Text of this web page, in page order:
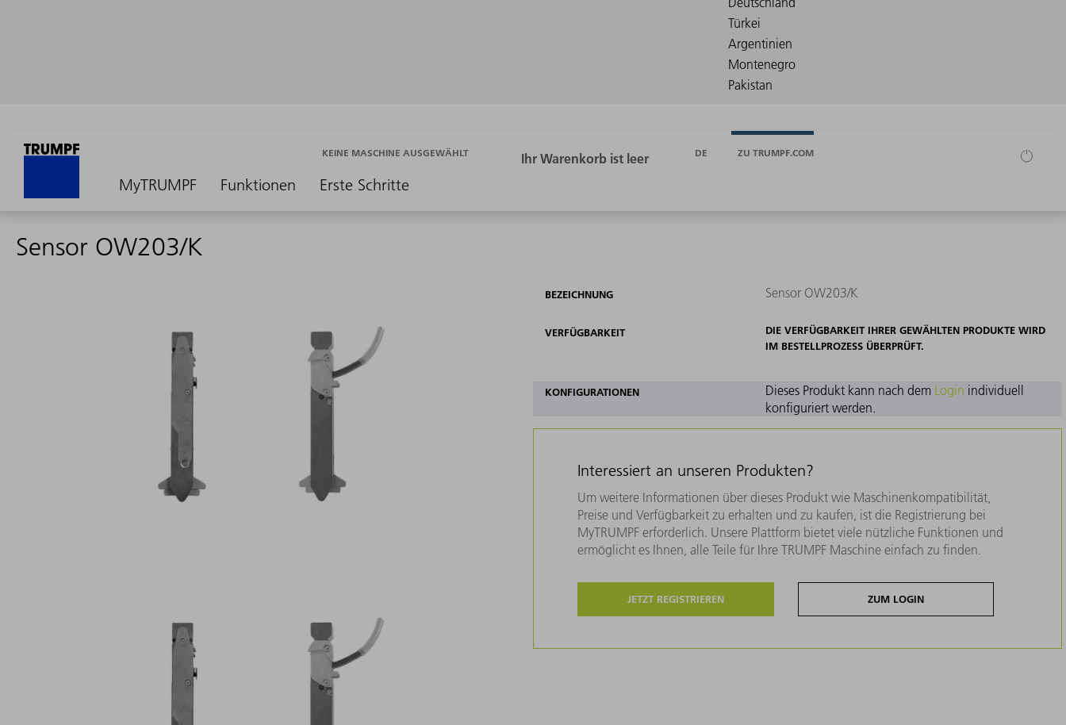
MyTRUMPF Funktionen Erste Schritte
KEINE MASCHINE AUSGEWÄHLT DE ZU TRUMPF.COM
Sensor OW203/K
BEZEICHNUNG Sensor OW203/K
VERFÜGBARKEIT
DIE VERFÜGBARKEIT IHRER GEWÄHLTEN PRODUKTE WIRD
IM BESTELLPROZESS ÜBERPRÜFT.
KONFIGURATIONEN Dieses Produkt kann nach dem Login individuell
konfiguriert werden.
Interessiert an unseren Produkten?
Um weitere Informationen über dieses Produkt wie Maschinenkompatibilität,
Preise und Verfügbarkeit zu erhalten und zu kaufen, ist die Registrierung bei
MyTRUMPF erforderlich. Unsere Plattform bietet viele nützliche Funktionen und
ermöglicht es Ihnen, alle Teile für Ihre TRUMPF Maschine einfach zu finden.
JETZT REGISTRIEREN ZUM LOGIN